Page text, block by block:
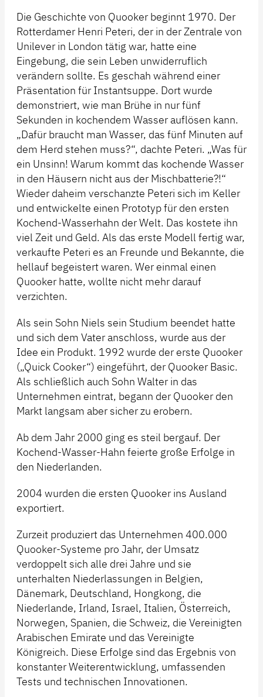
Die Geschichte von Quooker beginnt 1970. Der
Rotterdamer Henri Peteri, der in der Zentrale von
Unilever in London tätig war, hatte eine
Eingebung, die sein Leben unwiderruflich
verändern sollte. Es geschah während einer
Präsentation für Instantsuppe. Dort wurde
demonstriert, wie man Brühe in nur fünf
Sekunden in kochendem Wasser auflösen kann.
„Dafür braucht man Wasser, das fünf Minuten auf
dem Herd stehen muss?“, dachte Peteri. „Was für
ein Unsinn! Warum kommt das kochende Wasser
in den Häusern nicht aus der Mischbatterie?!“
Wieder daheim verschanzte Peteri sich im Keller
und entwickelte einen Prototyp für den ersten
Kochend-Wasserhahn der Welt. Das kostete ihn
viel Zeit und Geld. Als das erste Modell fertig war,
verkaufte Peteri es an Freunde und Bekannte, die
hellauf begeistert waren. Wer einmal einen
Quooker hatte, wollte nicht mehr darauf
verzichten.
Als sein Sohn Niels sein Studium beendet hatte
und sich dem Vater anschloss, wurde aus der
Idee ein Produkt. 1992 wurde der erste Quooker
(„Quick Cooker“) eingeführt, der Quooker Basic.
Als schließlich auch Sohn Walter in das
Unternehmen eintrat, begann der Quooker den
Markt langsam aber sicher zu erobern.
Ab dem Jahr 2000 ging es steil bergauf. Der
Kochend-Wasser-Hahn feierte große Erfolge in
den Niederlanden.
2004 wurden die ersten Quooker ins Ausland
exportiert.
Zurzeit produziert das Unternehmen 400.000
Quooker-Systeme pro Jahr, der Umsatz
verdoppelt sich alle drei Jahre und sie
unterhalten Niederlassungen in Belgien,
Dänemark, Deutschland, Hongkong, die
Niederlande, Irland, Israel, Italien, Österreich,
Norwegen, Spanien, die Schweiz, die Vereinigten
Arabischen Emirate und das Vereinigte
Königreich. Diese Erfolge sind das Ergebnis von
konstanter Weiterentwicklung, umfassenden
Tests und technischen Innovationen.